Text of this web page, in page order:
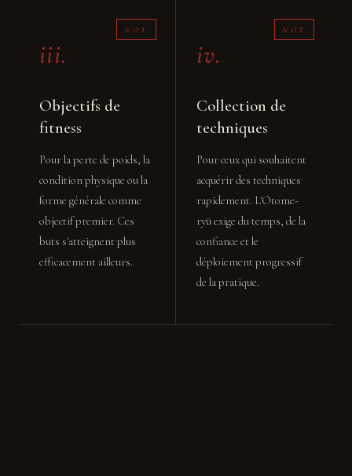
iii.
Objectifs de
fitness
Pour la perte de poids, la
condition physique ou la
forme générale comme
objectif premier. Ces
buts s'atteignent plus
efficacement ailleurs.
iv.
Collection de
techniques
Pour ceux qui souhaitent
acquérir des techniques
rapidement. L'Otome-
ryū exige du temps, de la
confiance et le
déploiement progressif
de la pratique.